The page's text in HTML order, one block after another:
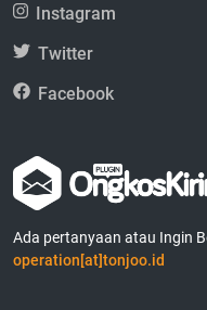
Instagram
Twitter
Facebook
Ada pertanyaan atau Ingin
operation[at]tonjoo.id